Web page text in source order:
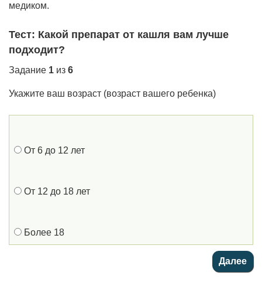
медиком.
Тест: Какой препарат от кашля вам лучше
подходит?
Задание 1 из 6
Укажите ваш возраст (возраст вашего ребенка)
От 6 до 12 лет
От 12 до 18 лет
Более 18